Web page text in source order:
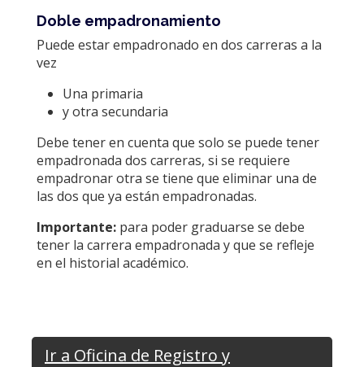
Doble empadronamiento
Puede estar empadronado en dos carreras a la
vez
Una primaria
y otra secundaria
Debe tener en cuenta que solo se puede tener
empadronada dos carreras, si se requiere
empadronar otra se tiene que eliminar una de
las dos que ya están empadronadas.
Importante: para poder graduarse se debe
tener la carrera empadronada y que se refleje
en el historial académico.
Ir a Oficina de Registro y